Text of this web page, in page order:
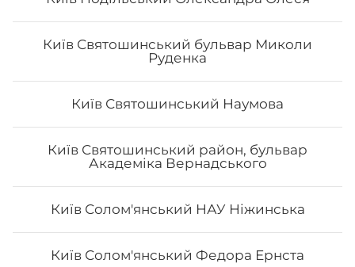
Київ Святошинський бульвар Миколи
Руденка
Київ Святошинський Наумова
Київ Святошинський район, бульвар
Академіка Вернадського
Київ Солом'янський НАУ Ніжинська
Київ Солом'янський Федора Ернста
412₴ Хочу